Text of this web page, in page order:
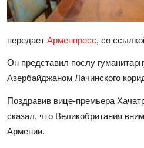
передает Арменпресс, со
Он представил послу
Азербайджаном Лачинского
Поздравив вице-премьера
сказал, что Великобритания
Армении.